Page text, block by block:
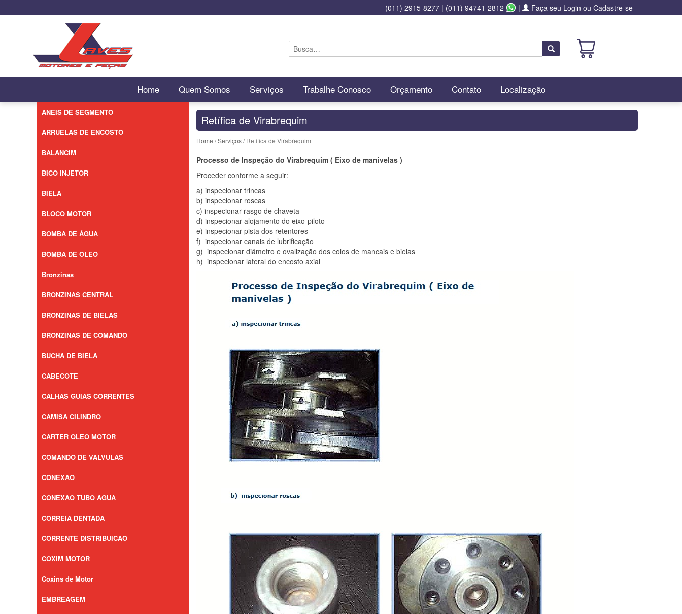
(011) 2915-8277 | (011) 94741-2812 | Faça seu Login ou Cadastre-se
Buscar
Home Quem Somos Serviços Trabalhe Conosco Orçamento Contato Localização
ANEIS DE SEGMENTO
ARRUELAS DE ENCOSTO
BALANCIM
BICO INJETOR
BIELA
BLOCO MOTOR
BOMBA DE ÁGUA
BOMBA DE OLEO
Bronzinas
BRONZINAS CENTRAL
BRONZINAS DE BIELAS
BRONZINAS DE COMANDO
BUCHA DE BIELA
CABECOTE
CALHAS GUIAS CORRENTES
CAMISA CILINDRO
CARTER OLEO MOTOR
COMANDO DE VALVULAS
CONEXAO
CONEXAO TUBO AGUA
CORREIA DENTADA
CORRENTE DISTRIBUICAO
COXIM MOTOR
Coxins de Motor
EMBREAGEM
Retífica de Virabrequim
Home /Serviços/ Retífica de Virabrequim
Processo de Inspeção do Virabrequim ( Eixo de manivelas )
Proceder conforme a seguir:
a) inspecionar trincas
b) inspecionar roscas
c) inspecionar rasgo de chaveta
d) inspecionar alojamento do eixo-piloto
e) inspecionar pista dos retentores
f) inspecionar canais de lubrificação
g) inspecionar diâmetro e ovalização dos colos de mancais e bielas
h) inspecionar lateral do encosto axial